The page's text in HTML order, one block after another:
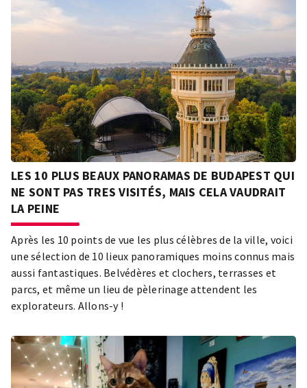
LES 10 PLUS BEAUX PANORAMAS DE BUDAPEST QUI
NE SONT PAS TRES VISITÉS, MAIS CELA VAUDRAIT
LA PEINE
Après les 10 points de vue les plus célèbres de la ville, voici
une sélection de 10 lieux panoramiques moins connus mais
aussi fantastiques. Belvédères et clochers, terrasses et
parcs, et même un lieu de pèlerinage attendent les
explorateurs. Allons-y !